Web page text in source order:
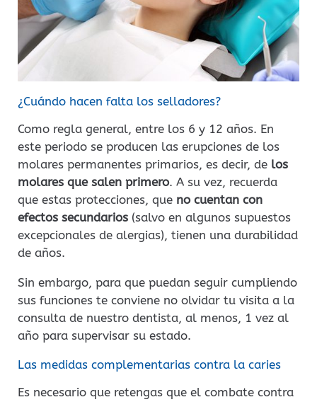
¿Cuándo hacen falta los selladores?
Como regla general, entre los 6 y 12 años. En
este periodo se producen las erupciones de los
molares permanentes primarios, es decir, de los
molares que salen primero. A su vez, recuerda
que estas protecciones, que no cuentan con
efectos secundarios (salvo en algunos supuestos
excepcionales de alergias), tienen una durabilidad
de años.
Sin embargo, para que puedan seguir cumpliendo
sus funciones te conviene no olvidar tu visita a la
consulta de nuestro dentista, al menos, 1 vez al
año para supervisar su estado.
Las medidas complementarias contra la caries
Es necesario que retengas que el combate contra